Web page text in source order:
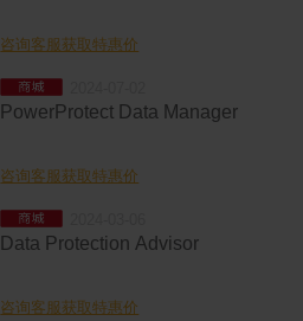
咨询客服获取特惠价
PowerProtect Data Manager
咨询客服获取特惠价
Data Protection Advisor
咨询客服获取特惠价